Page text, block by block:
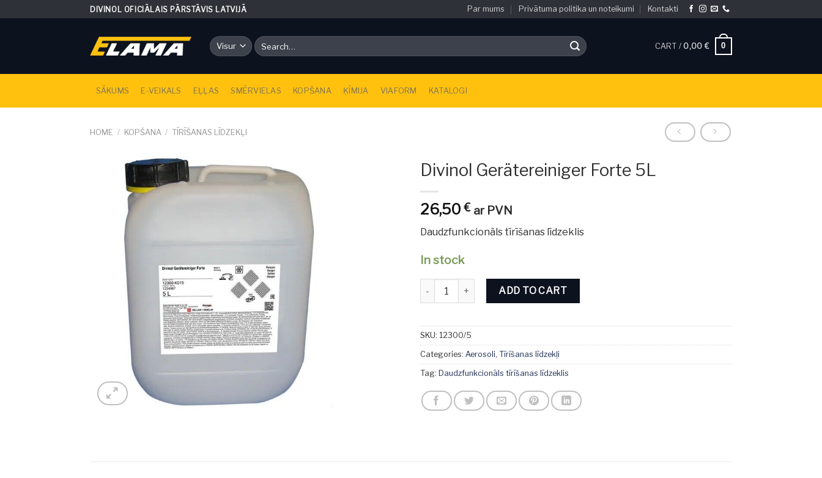
to
DIVINOL OFICIĀLAIS PĀRSTĀVIS LATVIJĀ Par mums Privātuma politika un noteikumi Kontakti
Search
for:
CART / 0,00€ 0
SĀKUMS E-VEIKALS EĻĻAS SMĒRVIELAS KOPŠANA ĶĪMIJA VIAFORM KATALOGI
HOME / KOPŠANA / TĪRĪŠANAS LĪDZEKĻI
Divinol Gerätereiniger Forte 5L
26,50€ ar PVN
Daudzfunkcionāls tīrīšanas līdzeklis
In stock
Divinol Gerätereiniger Forte 5L quantity
ADD TO CART
SKU: 12300/5
Categories: Aerosoli, Tīrīšanas līdzekļi
Tag: Daudzfunkcionāls tīrīšanas līdzeklis